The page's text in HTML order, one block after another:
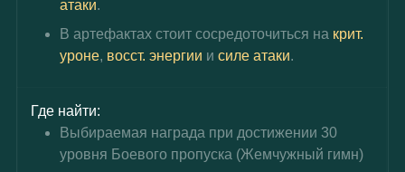
атаки.
В артефактах стоит сосредоточиться на крит.
уроне, восст. энергии и силе атаки.
Где найти:
Выбираемая награда при достижении 30
уровня Боевого пропуска (Жемчужный гимн)